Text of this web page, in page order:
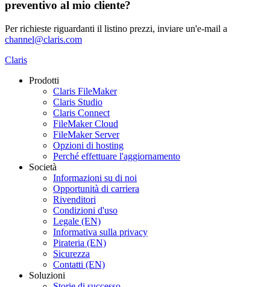
preventivo al mio cliente?
Per richieste riguardanti il listino prezzi, inviare un'e-mail a
channel@claris.com
Claris
Prodotti
Claris FileMaker
Claris Studio
Claris Connect
FileMaker Cloud
FileMaker Server
Opzioni di hosting
Perché effettuare l'aggiornamento
Società
Informazioni su di noi
Opportunità di carriera
Rivenditori
Condizioni d'uso
Legale (EN)
Informativa sulla privacy
Pirateria (EN)
Sicurezza
Contatti (EN)
Soluzioni